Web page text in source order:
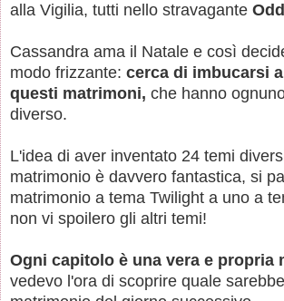
alla Vigilia, tutti nello stravagante
Cassandra ama il Natale e così
modo frizzante: cerca di imbucarsi
questi matrimoni, che hanno
diverso.
L'idea di aver inventato 24 temi
matrimonio è davvero fantastica, si
matrimonio a tema Twilight a uno a
non vi spoilero gli altri temi!
Ogni capitolo è una vera e propria
vedevo l'ora di scoprire quale